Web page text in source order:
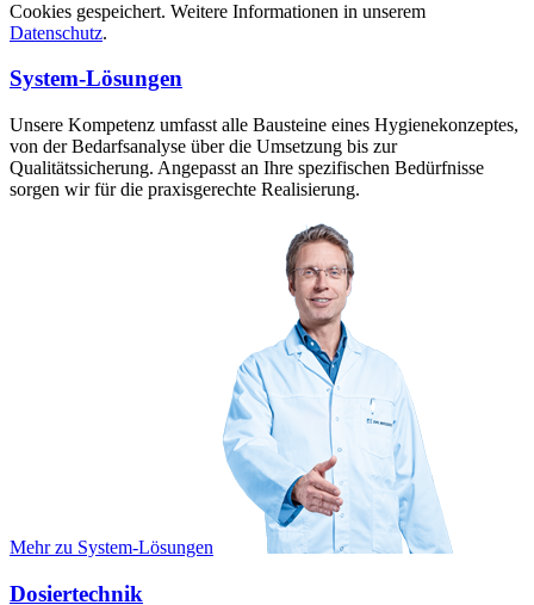
Cookies gespeichert. Weitere Informationen in unserem
Datenschutz.
System-Lösungen
Unsere Kompetenz umfasst alle Bausteine eines Hygienekonzeptes,
von der Bedarfsanalyse über die Umsetzung bis zur
Qualitätssicherung. Angepasst an Ihre spezifischen Bedürfnisse
sorgen wir für die praxisgerechte Realisierung.
Mehr zu System-Lösungen
Dosiertechnik